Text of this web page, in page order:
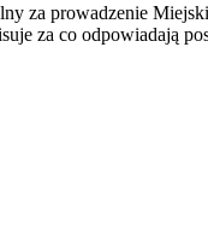
za prowadzenie
za co odpowiadają